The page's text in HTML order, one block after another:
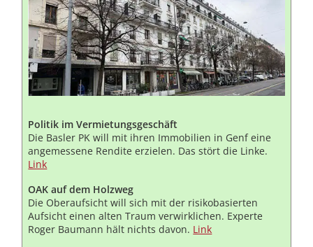
Politik im Vermietungsgeschäft
Die Basler PK will mit ihren Immobilien in Genf eine
angemessene Rendite erzielen. Das stört die Linke.
Link
OAK auf dem Holzweg
Die Oberaufsicht will sich mit der risikobasierten
Aufsicht einen alten Traum verwirklichen. Experte
Roger Baumann hält nichts davon. Link